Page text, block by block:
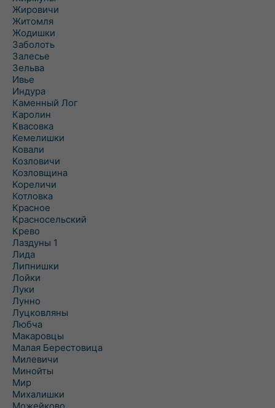
Жировичи
Житомля
Жодишки
Заболоть
Залесье
Зельва
Ивье
Индура
Каменный Лог
Каролин
Квасовка
Кемелишки
Ковали
Козловичи
Козловщина
Кореличи
Котловка
Красное
Красносельский
Крево
Лаздуны 1
Лида
Липнишки
Лойки
Луки
Лунно
Луцковляны
Любча
Макаровцы
Малая Берестовица
Милевичи
Минойты
Мир
Михалишки